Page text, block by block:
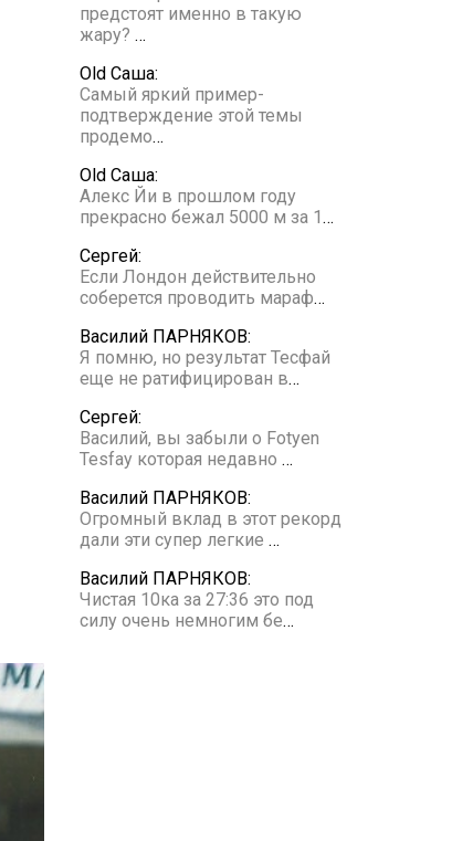
предстоят именно в такую
жару? …
Old Саша:
Самый яркий пример-
подтверждение этой темы
продемо…
Old Саша:
Алекс Йи в прошлом году
прекрасно бежал 5000 м за 1…
Сергей:
Если Лондон действительно
соберется проводить мараф…
Василий ПАРНЯКОВ:
Я помню, но результат Тесфай
еще не ратифицирован в…
Сергей:
Василий, вы забыли о Fotyen
Tesfay которая недавно …
Василий ПАРНЯКОВ:
Огромный вклад в этот рекорд
дали эти супер легкие …
Василий ПАРНЯКОВ:
Чистая 10ка за 27:36 это под
силу очень немногим бе…